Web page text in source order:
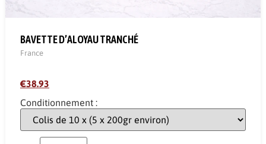
BAVETTE D’ALOYAU TRANCHÉ
France
€38.93
Conditionnement :